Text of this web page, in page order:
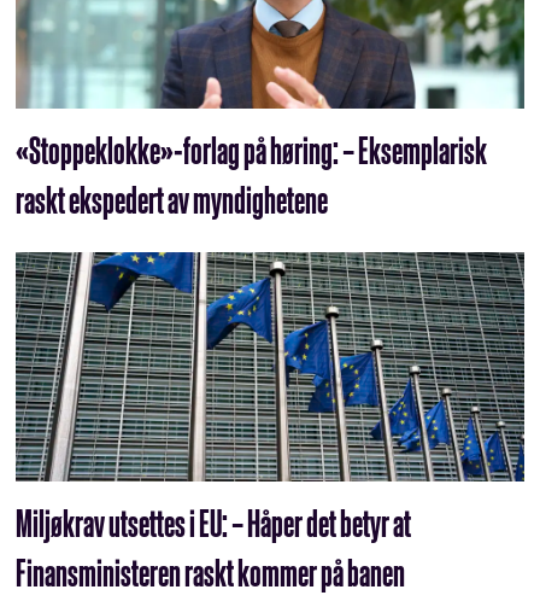
«Stoppeklokke»-forlag på høring: – Eksemplarisk
raskt ekspedert av myndighetene
Miljøkrav utsettes i EU: – Håper det betyr at
Finansministeren raskt kommer på banen